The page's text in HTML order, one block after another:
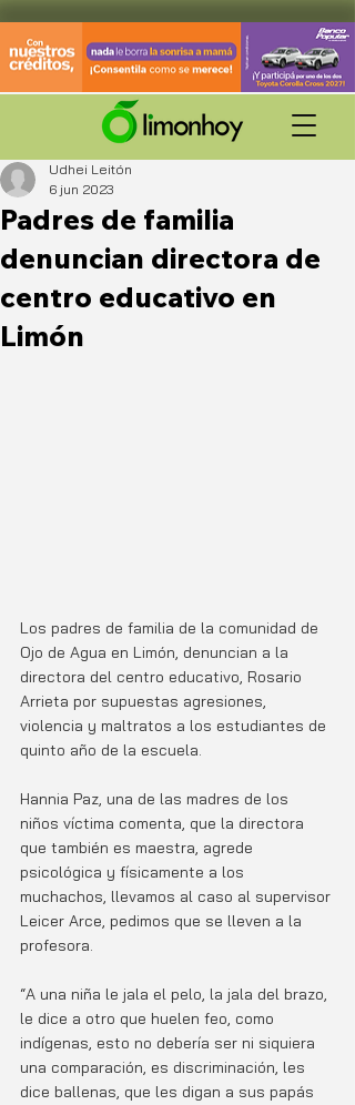
Padres de familia
denuncian directora de
centro educativo en
Limón
Udhei Leitón
6 jun 2023
Los padres de familia de la comunidad de
Ojo de Agua en Limón, denuncian a la
directora del centro educativo, Rosario
Arrieta por supuestas agresiones,
violencia y maltratos a los estudiantes de
quinto año de la escuela.
Hannia Paz, una de las madres de los
niños víctima comenta, que la directora
que también es maestra, agrede
psicológica y físicamente a los
muchachos, llevamos al caso al supervisor
Leicer Arce, pedimos que se lleven a la
profesora.
“A una niña le jala el pelo, la jala del brazo,
le dice a otro que huelen feo, como
indígenas, esto no debería ser ni siquiera
una comparación, es discriminación, les
dice ballenas, que les digan a sus papás